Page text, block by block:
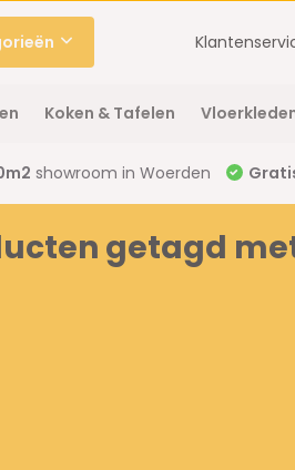
Koken & Tafelen
showroom in Woerden
getagd